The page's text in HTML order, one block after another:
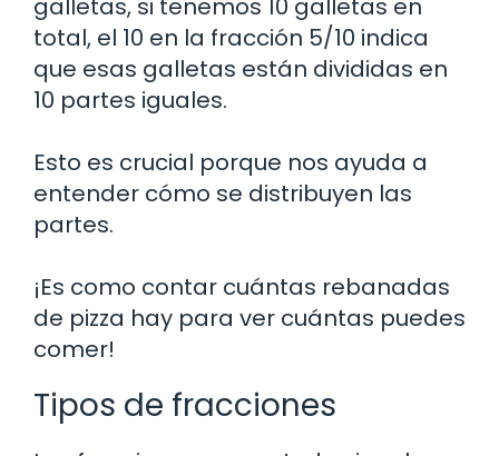
total, el 10 en la fracción 5/10 indica
que esas galletas están divididas en
10 partes iguales.
Esto es crucial porque nos ayuda a
entender cómo se distribuyen las
partes.
¡Es como contar cuántas rebanadas
de pizza hay para ver cuántas puedes
comer!
Tipos de fracciones